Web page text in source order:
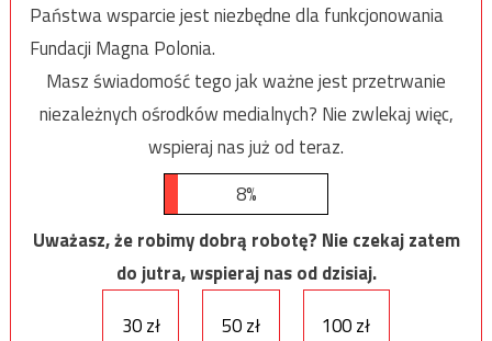
Państwa wsparcie jest niezbędne dla funkcjonowania
Fundacji Magna Polonia.
Masz świadomość tego jak ważne jest przetrwanie
niezależnych ośrodków medialnych? Nie zwlekaj więc,
wspieraj nas już od teraz.
8%
Uważasz, że robimy dobrą robotę? Nie czekaj zatem
do jutra, wspieraj nas od dzisiaj.
30 zł
50 zł 100 zł